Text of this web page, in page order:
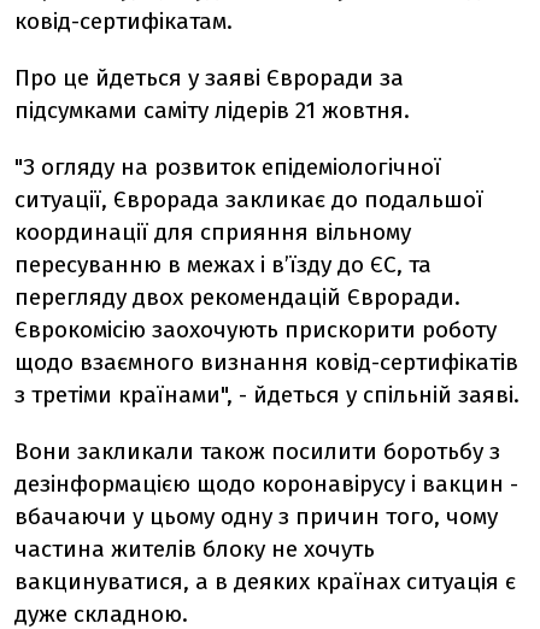
ковід-сертифікатам.
Про це йдеться у заяві Євроради за
підсумками саміту лідерів 21 жовтня.
"З огляду на розвиток епідеміологічної
ситуації, Єврорада закликає до подальшої
координації для сприяння вільному
пересуванню в межах і в’їзду до ЄС, та
перегляду двох рекомендацій Євроради.
Єврокомісію заохочують прискорити роботу
щодо взаємного визнання ковід-сертифікатів
з третіми країнами", - йдеться у спільній заяві.
Вони закликали також посилити боротьбу з
дезінформацією щодо коронавірусу і вакцин -
вбачаючи у цьому одну з причин того, чому
частина жителів блоку не хочуть
вакцинуватися, а в деяких країнах ситуація є
дуже складною.